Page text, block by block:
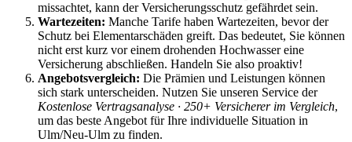
missachtet, kann der Versicherungsschutz gefährdet sein.
Wartezeiten: Manche Tarife haben Wartezeiten, bevor der
Schutz bei Elementarschäden greift. Das bedeutet, Sie können
nicht erst kurz vor einem drohenden Hochwasser eine
Versicherung abschließen. Handeln Sie also proaktiv!
Angebotsvergleich: Die Prämien und Leistungen können
sich stark unterscheiden. Nutzen Sie unseren Service der
Kostenlose Vertragsanalyse · 250+ Versicherer im Vergleich,
um das beste Angebot für Ihre individuelle Situation in
Ulm/Neu-Ulm zu finden.